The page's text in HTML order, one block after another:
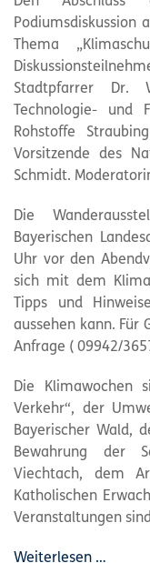
Podiumsdiskussion
Thema
Stadtpfarrer Dr.
Technologie- und
Rohstoffe
Vorsitzende des
Schmidt.
Die
Bayerischen
Uhr vor den
sich mit dem
Tipps und
aussehen kann. Für
Anfrage ( 09942/
Die Klimawochen
Verkehr“, der
Bayerischer Wald,
Bewahrung der
Viechtach, dem
Katholischen
Veranstaltungen
Weiterlesen …